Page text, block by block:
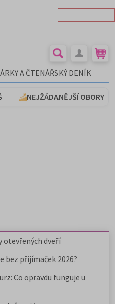
A ČTENÁŘSKÝ DENÍK
NEJŽÁDANĚJŠÍ OBORY
otevřených dveří
bez přijímaček 2026?
Co opravdu funguje u